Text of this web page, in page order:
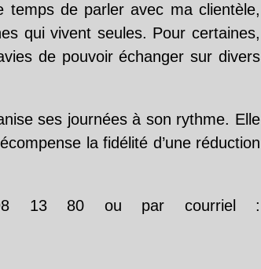
de parler avec ma clientèle,
qui vivent seules. Pour certaines,
de pouvoir échanger sur divers
ses journées à son rythme. Elle
la fidélité d’une réduction
13 80 ou par courriel :